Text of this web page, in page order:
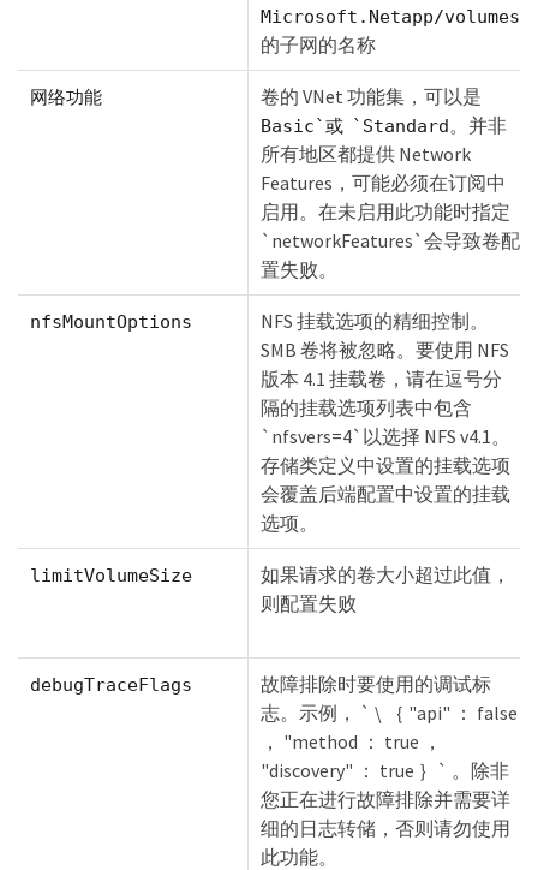
Microsoft.Netapp/volumes
的子网的名称
网络功能 卷的 VNet 功能集，可以是
Basic`或 `Standard。并非
所有地区都提供 Network
Features，可能必须在订阅中
启用。在未启用此功能时指定
`networkFeatures`会导致卷配
置失败。
nfsMountOptions
NFS 挂载选项的精细控制。
SMB 卷将被忽略。要使用 NFS
版本 4.1 挂载卷，请在逗号分
隔的挂载选项列表中包含
`nfsvers=4`以选择 NFS v4.1。
存储类定义中设置的挂载选项
会覆盖后端配置中设置的挂载
选项。
limitVolumeSize
如果请求的卷大小超过此值，
则配置失败
debugTraceFlags
故障排除时要使用的调试标
志。示例， ` \ ｛ "api" ： false
， "method ： true ，
"discovery" ： true ｝` 。除非
您正在进行故障排除并需要详
细的日志转储，否则请勿使用
此功能。